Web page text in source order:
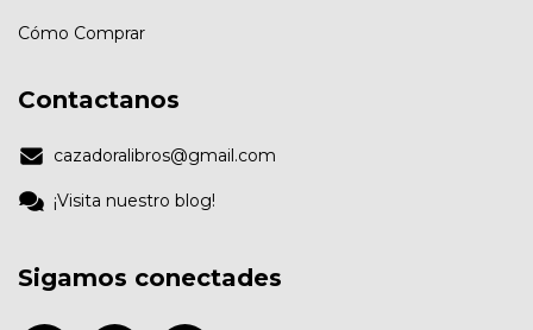
Cómo Comprar
Contactanos
cazadoralibros@gmail.com
¡Visita nuestro blog!
Sigamos conectades